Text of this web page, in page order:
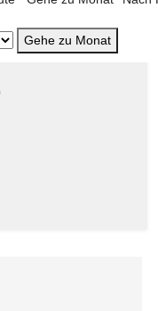
Gehe zu Monat